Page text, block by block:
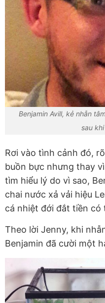
Benjamin Avill, kẻ nhẫn
sau
Rơi vào tình cảnh đó,
buồn bực nhưng thay
tìm hiểu lý do vì sao,
chai nước xả vải hiệu
cá nhiệt đới đắt tiền có
Theo lời Jenny, khi
Benjamin đã cười một